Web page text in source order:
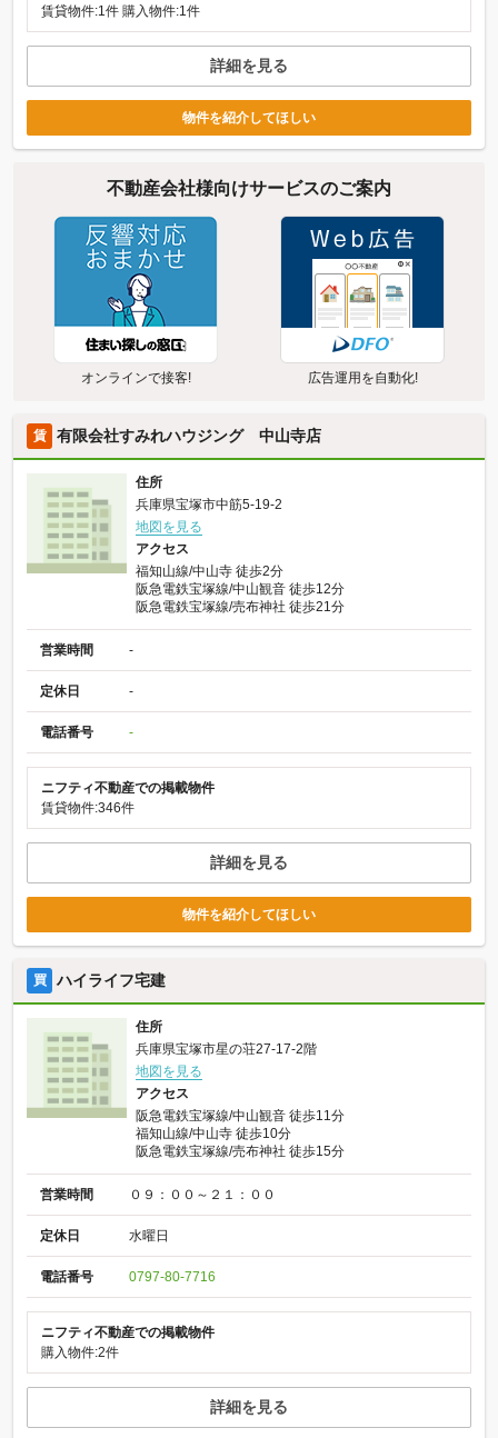
賃貸物件:1件 購入物件:1件
詳細を見る
物件を紹介してほしい
不動産会社様向けサービスのご案内
オンラインで接客! 広告運用を自動化!
賃 有限会社すみれハウジング 中山寺店
住所
兵庫県宝塚市中筋5-19-2
地図を見る
アクセス
福知山線/中山寺 徒歩2分
阪急電鉄宝塚線/中山観音 徒歩12分
阪急電鉄宝塚線/売布神社 徒歩21分
営業時間 -
定休日 -
電話番号 -
ニフティ不動産での掲載物件
賃貸物件:346件
詳細を見る
物件を紹介してほしい
買 ハイライフ宅建
住所
兵庫県宝塚市星の荘27-17-2階
地図を見る
アクセス
阪急電鉄宝塚線/中山観音 徒歩11分
福知山線/中山寺 徒歩10分
阪急電鉄宝塚線/売布神社 徒歩15分
営業時間 ０９：００～２１：００
定休日 水曜日
電話番号 0797-80-7716
ニフティ不動産での掲載物件
購入物件:2件
詳細を見る